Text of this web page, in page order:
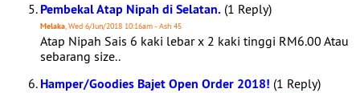
Pembekal Atap Nipah di Selatan. (1 Reply)
Melaka, Wed 6/Jun/2018 10:16am - Ash 45
Atap Nipah Sais 6 kaki lebar x 2 kaki tinggi RM6.00 Atau
sebarang size..
Hamper/Goodies Bajet Open Order 2018! (1 Reply)